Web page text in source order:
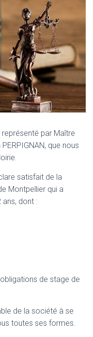
par Maître
que nous
satisfait de la
Montpellier qui a
dont :
de stage de
de la société à se
toutes ses formes.